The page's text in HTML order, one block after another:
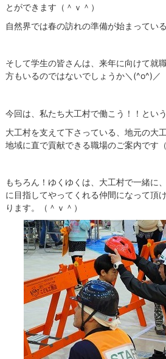
とができます（＾ｖ＾）
自然界では春の訪れの準備が始まってい
そして学生の皆さんは、来年に向けて就
方もいるのではないでしょうか＼(^o^)／
今回は、私たち大工村で働こう！！とい
大工村を支えて下さっている、地元の大
地域に直で貢献できる職場のご案内です（
もちろん！ゆくゆくは、大工村で一緒に
に目指してやってくれる仲間になって頂
ります。（＾ｖ＾）